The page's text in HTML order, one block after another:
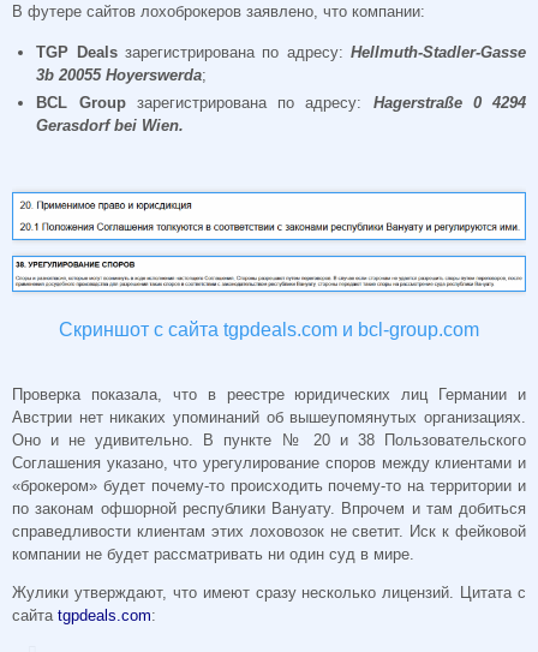
В футере сайтов лохоброкеров заявлено, что компании:
TGP Dealsзарегистрирована по адресу:Hellmuth-Stadler-Gasse
3b 20055Hoyerswerda;
BCL Group зарегистрирована по адресу: Hagerstraße 0 4294
Gerasdorfbei Wien.
Скриншот с сайта tgpdeals.com и bcl-group.com
Проверка показала, что в реестре юридических лиц Германии и
Австрии нет никаких упоминаний об вышеупомянутых организациях.
Оно и не удивительно. В пункте № 20 и 38 Пользовательского
Соглашения указано, что урегулирование споров между клиентами и
«брокером» будет почему-то происходить почему-то на территории и
по законам офшорной республики Вануату. Впрочем и там добиться
справедливости клиентам этих лоховозок не светит. Иск к фейковой
компании не будет рассматривать ни один суд в мире.
Жулики утверждают, что имеют сразу несколько лицензий. Цитата с
сайта tgpdeals.com: